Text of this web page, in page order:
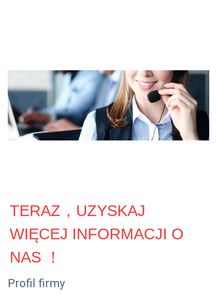
TERAZ，UZYSKAJ
WIĘCEJ INFORMACJI O
NAS ！
Profil firmy